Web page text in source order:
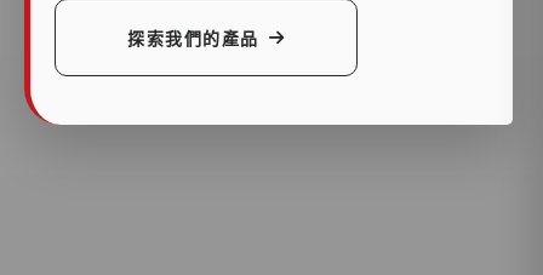
探索我們的產品